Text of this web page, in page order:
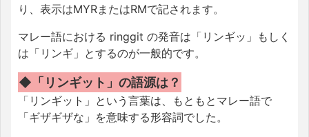
り、表示はMYRまたはRMで記されます。
マレー語における ringgit の発音は「リンギッ」もしく
は「リンギ」とするのが一般的です。
◆「リンギット」の語源は？
「リンギット」という言葉は、もともとマレー語で
「ギザギザな」を意味する形容詞でした。